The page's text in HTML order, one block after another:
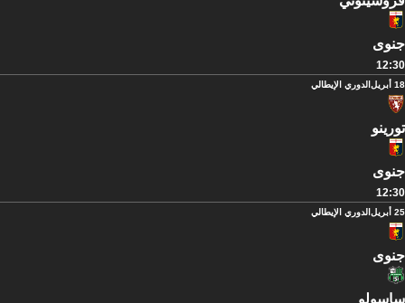
جنوى
12:30
18 أبريل الدوري الإيطالي
تورينو
جنوى
12:30
25 أبريل الدوري الإيطالي
جنوى
ساسولو